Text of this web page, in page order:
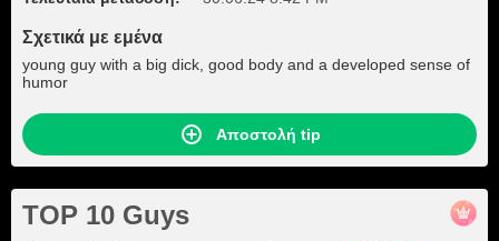
Σχετικά με εμένα
young guy with a big dick, good body and a developed sense of
humor
Αποστολή tip
TOP 10 Guys